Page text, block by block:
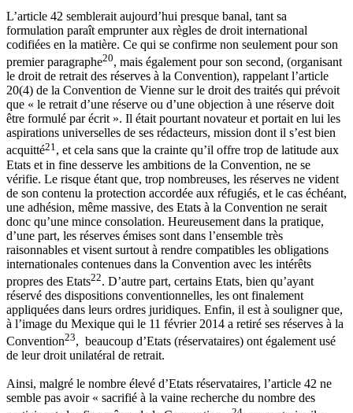
L’article 42 semblerait aujourd’hui presque banal, tant sa
formulation paraît emprunter aux règles de droit international
codifiées en la matière. Ce qui se confirme non seulement pour son
premier paragraphe20, mais également pour son second, (organisant
le droit de retrait des réserves à la Convention), rappelant l’article
20(4) de la Convention de Vienne sur le droit des traités qui prévoit
que « le retrait d’une réserve ou d’une objection à une réserve doit
être formulé par écrit ». Il était pourtant novateur et portait en lui les
aspirations universelles de ses rédacteurs, mission dont il s’est bien
acquitté21 , et cela sans que la crainte qu’il offre trop de latitude aux
Etats et in fine desserve les ambitions de la Convention, ne se
vérifie. Le risque étant que, trop nombreuses, les réserves ne vident
de son contenu la protection accordée aux réfugiés, et le cas échéant,
une adhésion, même massive, des Etats à la Convention ne serait
donc qu’une mince consolation. Heureusement dans la pratique,
d’une part, les réserves émises sont dans l’ensemble très
raisonnables et visent surtout à rendre compatibles les obligations
internationales contenues dans la Convention avec les intérêts
propres des Etats22. D’autre part, certains Etats, bien qu’ayant
réservé des dispositions conventionnelles, les ont finalement
appliquées dans leurs ordres juridiques. Enfin, il est à souligner que,
à l’image du Mexique qui le 11 février 2014 a retiré ses réserves à la
Convention23, beaucoup d’Etats (réservataires) ont également usé
de leur droit unilatéral de retrait.
Ainsi, malgré le nombre élevé d’Etats réservataires, l’article 42 ne
semble pas avoir « sacrifié à la vaine recherche du nombre des